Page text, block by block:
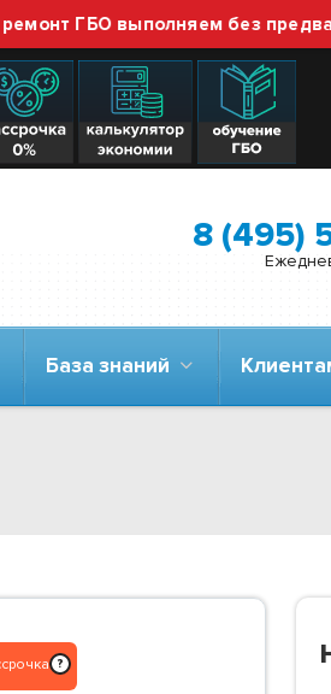
ГБО выполняем без
8 (495)
База знаний
?